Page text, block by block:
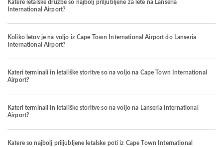
Katere letalske družbe so najbolj priljubljene za lete na Lanseria
International Airport?
Koliko letov je na voljo iz Cape Town International Airport do Lanseria
International Airport?
Kateri terminali in letališke storitve so na voljo na Cape Town International
Airport?
Kateri terminali in letališke storitve so na voljo na Lanseria International
Airport?
Katere so najbolj priljubljene letalske poti iz Cape Town International